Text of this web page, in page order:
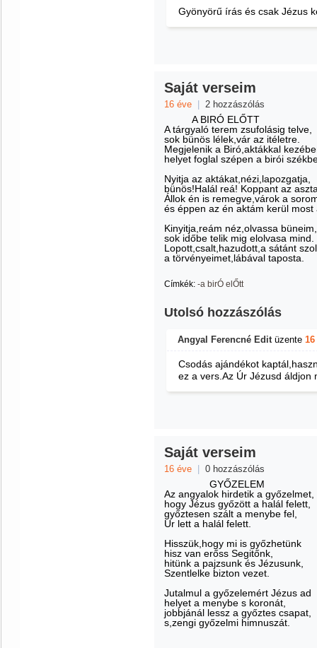
Gyönyörű írás és csak Jézus
Saját verseim
16 éve 2 hozzászólás
A BIRÓ ELŐTT
A tárgyaló terem zsufolásig telve,
sok bünös lélek,vár az itéletre.
Megjelenik a Biró,aktákkal
helyet foglal szépen a birói
Nyitja az aktákat,nézi,lapozgatja,
bünös!Halál reá! Koppant az
Állok én is remegve,várok a
és éppen az én aktám kerül most
Kinyitja,reám néz,olvassa büneim,
sok időbe telik mig elolvasa mind.
Lopott,csalt,hazudott,a sátánt
a törvényeimet,lábával taposta.
Címkék: -a birÓ elŐtt
Utolsó hozzászólás
Angyal Ferencné Editüzente 16
Csodás ajándékot
ez a vers.Az Úr Jézusd áldjon
Saját verseim
16 éve 0 hozzászólás
GYŐZELEM
Az angyalok hirdetik a győzelmet,
hogy Jézus győzött a halál felett,
győztesen szált a menybe fel,
Ur lett a halál felett.
Hisszük,hogy mi is győzhetünk
hisz van erőss Segitőnk,
hitünk a pajzsunk és Jézusunk,
Szentlelke bizton vezet.
Jutalmul a győzelemért Jézus ad
helyet a menybe s koronát,
jobbjánál lessz a győztes csapat,
s,zengi győzelmi himnuszát.